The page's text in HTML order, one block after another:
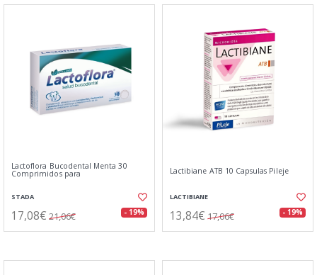
Lactoflora Bucodental Menta 30
Comprimidos para
STADA
17,08€ 21,06€ - 19%
Lactibiane ATB 10 Capsulas Pileje
LACTIBIANE
13,84€ 17,06€ - 19%